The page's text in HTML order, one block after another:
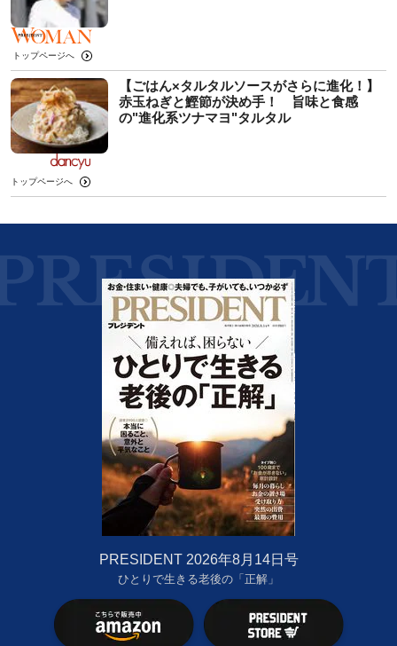
トップページへ
【ごはん×タルタルソースがさらに進化！】
赤玉ねぎと鰹節が決め手！ 旨味と食感
の"進化系ツナマヨ"タルタル
トップページへ
PRESIDENT 2026年8月14日号
ひとりで生きる老後の「正解」